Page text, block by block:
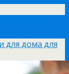
для дома для